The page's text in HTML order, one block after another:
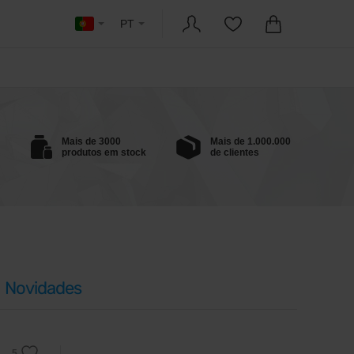
PT
Mais de 3000
produtos em stock
Mais de 1.000.000
de clientes
Novidades